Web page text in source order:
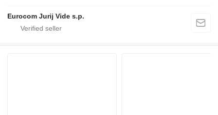
Eurocom Jurij Vide s.p.